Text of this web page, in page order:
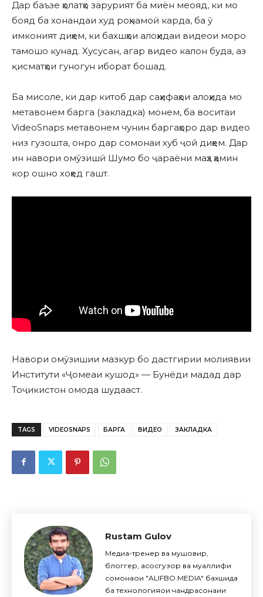
Дар баъзе ҳолатҳо зарурият ба миён меояд, ки мо
бояд ба хонандаи худ роҳнамоӣ карда, ба ӯ
имконият диҳем, ки бахшҳои алоҳидаи видеои моро
тамошо кунад. Хусусан, агар видео калон буда, аз
қисматҳои гуногун иборат бошад.
Ба мисоле, ки дар китоб дар саҳифаҳои алоҳида мо
метавонем барга (закладка) монем, ба воситаи
VideoSnaps метавонем чунин баргаҳоро дар видео
низ гузошта, онро дар сомонаи хуб ҷой диҳем. Дар
ин навори омӯзишӣ Шумо бо ҷараёни маҳз ҳамин
кор ошно хоҳед гашт.
Навори омӯзишии мазкур бо дастгирии молиявии
Институти «Ҷомеаи кушод» — Бунёди мадад дар
Тоҷикистон омода шудааст.
TAGS VIDEOSNAPS БАРГА ВИДЕО ЗАКЛАДКА
Rustam Gulov
Медиа-тренер ва мушовир,
блоггер, асосгузор ва муаллифи
сомонаҳои "ALIFBO.MEDIA" бахшида
ба технологияҳои чандрасонаии